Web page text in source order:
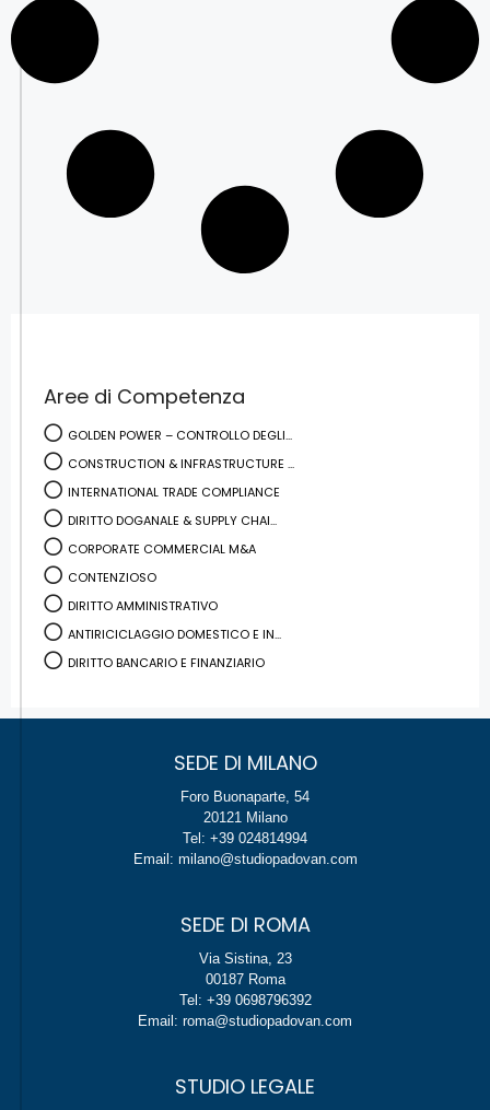
Aree di Competenza
GOLDEN POWER – CONTROLLO DEGLI...
CONSTRUCTION & INFRASTRUCTURE ...
INTERNATIONAL TRADE COMPLIANCE
DIRITTO DOGANALE & SUPPLY CHAI...
CORPORATE COMMERCIAL M&A
CONTENZIOSO
DIRITTO AMMINISTRATIVO
ANTIRICICLAGGIO DOMESTICO E IN...
DIRITTO BANCARIO E FINANZIARIO
SEDE DI MILANO
Foro Buonaparte, 54
20121 Milano
Tel: +39 024814994
Email: milano@studiopadovan.com
SEDE DI ROMA
Via Sistina, 23
00187 Roma
Tel: +39 0698796392
Email: roma@studiopadovan.com
STUDIO LEGALE